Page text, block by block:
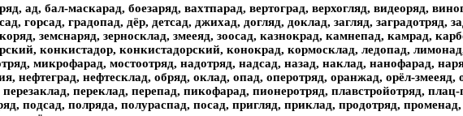
ад, бал-маскарад, боезаряд, вахтпарад, вертоград, верхогляд, видеоряд,
горсад, градопад, дёр, детсад, джихад, догляд, доклад, загляд, заградотряд,
земснаряд, зерносклад, змееяд, зоосад, казнокрад, камнепад, камрад,
конкистадор, конкистадорский, конокрад, кормосклад, ледопад,
микрофарад, мостоотряд, надотряд, надсад, назад, наклад, нанофарад,
нефтеград, нефтесклад, обряд, оклад, опад, оперотряд, оранжад, орёл-
переклад, перепад, пикофарад, пионеротряд, плавстройотряд,
подсад, полряда, полураспад, посад, пригляд, приклад, продотряд,